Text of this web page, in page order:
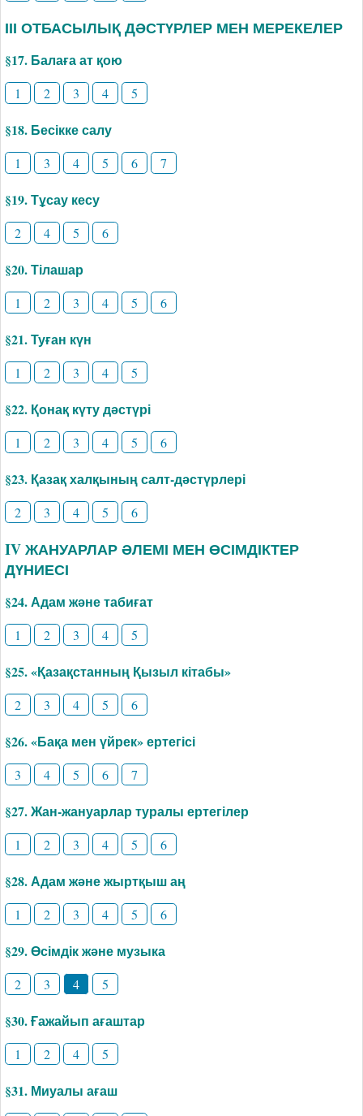
ІІІ ОТБАСЫЛЫҚ ДӘСТҮРЛЕР МЕН МЕРЕКЕЛЕР
§17. Балаға ат қою
1 2 3 4 5
§18. Бесікке салу
1 3 4 5 6 7
§19. Тұсау кесу
2 4 5 6
§20. Тілашар
1 2 3 4 5 6
§21. Туған күн
1 2 3 4 5
§22. Қонақ күту дәстүрі
1 2 3 4 5 6
§23. Қазақ халқының салт-дәстүрлері
2 3 4 5 6
IV ЖАНУАРЛАР ӘЛЕМІ МЕН ӨСІМДІКТЕР
ДҮНИЕСІ
§24. Адам және табиғат
1 2 3 4 5
§25. «Қазақстанның Қызыл кітабы»
2 3 4 5 6
§26. «Бақа мен үйрек» ертегісі
3 4 5 6 7
§27. Жан-жануарлар туралы ертегілер
1 2 3 4 5 6
§28. Адам және жыртқыш аң
1 2 3 4 5 6
§29. Өсімдік және музыка
2 3 4 5
§30. Ғажайып ағаштар
1 2 4 5
§31. Миуалы ағаш